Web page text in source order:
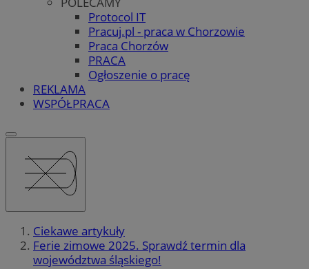
Protocol IT
Pracuj.pl - praca w Chorzowie
Praca Chorzów
PRACA
Ogłoszenie o pracę
REKLAMA
WSPÓŁPRACA
Ciekawe artykuły
Ferie zimowe 2025. Sprawdź termin dla
województwa śląskiego!